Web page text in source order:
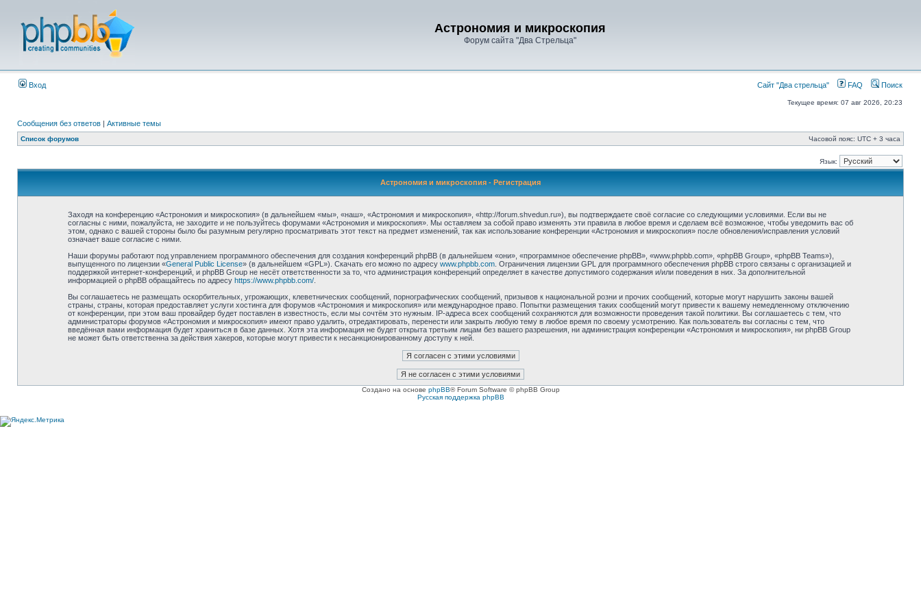
Астрономия и микроскопия
Форум сайта "Два Стрельца"
Вход Сайт "Два стрельца" FAQ Поиск
Текущее время: 07 авг 2026, 20:23
Сообщения без ответов | Активные темы
Список форумов Часовой пояс: UTC + 3 часа
Язык:
Астрономия и микроскопия - Регистрация
Заходя на конференцию «Астрономия и микроскопия» (в дальнейшем «мы», «наш», «Астрономия и микроскопия», «http://forum.shvedun.ru»), вы подтверждаете своё согласие со следующими условиями. Если вы не
согласны с ними, пожалуйста, не заходите и не пользуйтесь форумами «Астрономия и микроскопия». Мы оставляем за собой право изменять эти правила в любое время и сделаем всё возможное, чтобы уведомить вас об
этом, однако с вашей стороны было бы разумным регулярно просматривать этот текст на предмет изменений, так как использование конференции «Астрономия и микроскопия» после обновления/исправления условий
означает ваше согласие с ними.
Наши форумы работают под управлением программного обеспечения для создания конференций phpBB (в дальнейшем «они», «программное обеспечение phpBB», «www.phpbb.com», «phpBB Group», «phpBB Teams»),
выпущенного по лицензии «General Public License» (в дальнейшем «GPL»). Скачать его можно по адресу www.phpbb.com. Ограничения лицензии GPL для программного обеспечения phpBB строго связаны с организацией и
поддержкой интернет-конференций, и phpBB Group не несёт ответственности за то, что администрация конференций определяет в качестве допустимого содержания и/или поведения в них. За дополнительной
информацией о phpBB обращайтесь по адресу https://www.phpbb.com/.
Вы соглашаетесь не размещать оскорбительных, угрожающих, клеветнических сообщений, порнографических сообщений, призывов к национальной розни и прочих сообщений, которые могут нарушить законы вашей
страны, страны, которая предоставляет услуги хостинга для форумов «Астрономия и микроскопия» или международное право. Попытки размещения таких сообщений могут привести к вашему немедленному отключению
от конференции, при этом ваш провайдер будет поставлен в известность, если мы сочтём это нужным. IP-адреса всех сообщений сохраняются для возможности проведения такой политики. Вы соглашаетесь с тем, что
администраторы форумов «Астрономия и микроскопия» имеют право удалить, отредактировать, перенести или закрыть любую тему в любое время по своему усмотрению. Как пользователь вы согласны с тем, что
введённая вами информация будет храниться в базе данных. Хотя эта информация не будет открыта третьим лицам без вашего разрешения, ни администрация конференции «Астрономия и микроскопия», ни phpBB Group
не может быть ответственна за действия хакеров, которые могут привести к несанкционированному доступу к ней.
Создано на основе phpBB® Forum Software © phpBB Group
Русская поддержка phpBB